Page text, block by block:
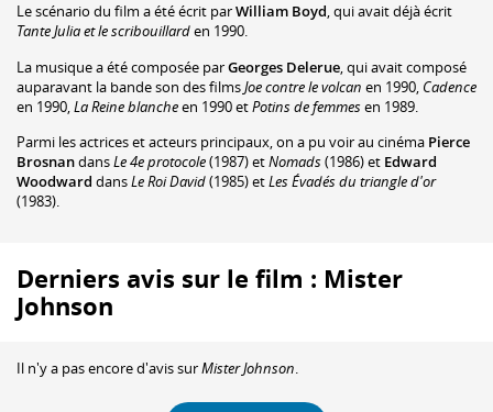
Le scénario du film a été écrit parWilliam Boyd, qui avait déjà écrit
Tante Julia et le scribouillarden 1990.
La musique a été composée parGeorges Delerue , qui avait composé
auparavant la bande son des filmsJoe contre le volcan en 1990, Cadence
en 1990, La Reine blancheen 1990 etPotins de femmesen 1989.
Parmi les actrices et acteurs principaux, on a pu voir au cinéma Pierce
BrosnandansLe 4e protocole(1987) etNomads(1986) et Edward
Woodward dansLe Roi David(1985) etLes Évadés du triangle d'or
(1983).
Derniers avis sur le film : Mister
Johnson
Il n'y a pas encore d'avis surMister Johnson.